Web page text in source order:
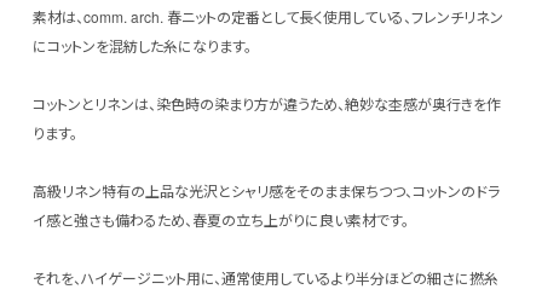
素材は、comm. arch. 春ニットの定番として長く使用している、フレンチリネン
にコットンを混紡した糸になります。
コットンとリネンは、染色時の染まり方が違うため、絶妙な杢感が奥行きを作
ります。
高級リネン特有の上品な光沢とシャリ感をそのまま保ちつつ、コットンのドラ
イ感と強さも備わるため、春夏の立ち上がりに良い素材です。
それを、ハイゲージニット用に、通常使用しているより半分ほどの細さに撚糸